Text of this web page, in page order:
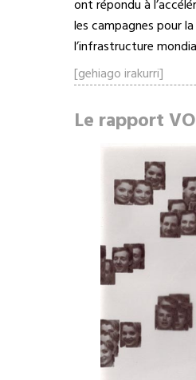
ont répondu à
les campagnes pour
l’infrastructure
[gehiago irakurri]
Le rapport